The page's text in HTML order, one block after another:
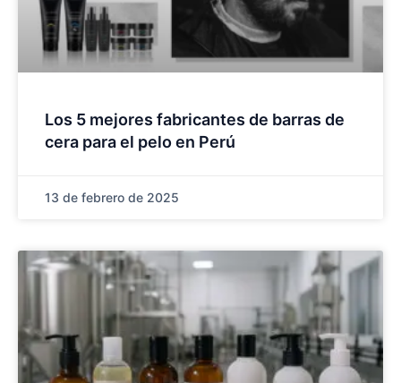
Los 5 mejores fabricantes de barras de
cera para el pelo en Perú
13 de febrero de 2025